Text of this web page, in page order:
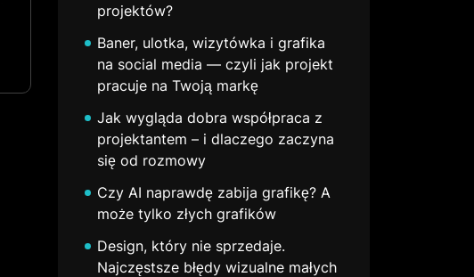
projektów?
Baner, ulotka, wizytówka i grafika
na social media — czyli jak projekt
pracuje na Twoją markę
Jak wygląda dobra współpraca z
projektantem – i dlaczego zaczyna
się od rozmowy
Czy AI naprawdę zabija grafikę? A
może tylko złych grafików
Design, który nie sprzedaje.
Najczęstsze błędy wizualne małych